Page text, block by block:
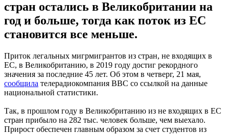
стран остались в Великобритании на
год и больше, тогда как поток из ЕС
становится все меньше.
Приток легальных мигрмигрантов из стран, не входящих в
ЕС, в Великобританию, в 2019 году достиг рекордного
значения за последние 45 лет. Об этом в четверг, 21 мая,
сообщила телерадиокомпания ВВС со ссылкой на данные
национальной статистики.
Так, в прошлом году в Великобританию из не входящих в ЕС
стран прибыло на 282 тыс. человек больше, чем выехало.
Прирост обеспечен главным образом за счет студентов из